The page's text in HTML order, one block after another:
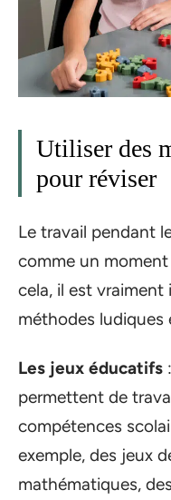
Utiliser des
pour réviser
Le travail pendant
comme un
cela, il est
méthodes ludiques
Les jeux éducatifs
permettent de
compétences
exemple, des jeux
mathématiques,